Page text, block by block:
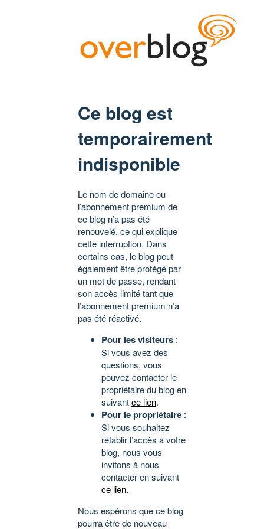
Ce blog est
temporairement
indisponible
Le nom de domaine ou
l’abonnement premium de
ce blog n’a pas été
renouvelé, ce qui explique
cette interruption. Dans
certains cas, le blog peut
également être protégé par
un mot de passe, rendant
son accès limité tant que
l’abonnement premium n’a
pas été réactivé.
Pour les visiteurs :
Si vous avez des
questions, vous
pouvez contacter le
propriétaire du blog en
suivantce lien.
Pour le propriétaire :
Si vous souhaitez
rétablir l’accès à votre
blog, nous vous
invitons à nous
contacter en suivant
ce lien.
Nous espérons que ce blog
pourra être de nouveau